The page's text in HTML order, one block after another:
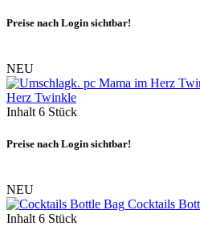
Preise nach Login sichtbar!
NEU
Herz Twinkle
Inhalt 6 Stück
Preise nach Login sichtbar!
NEU
Cocktails
Inhalt 6 Stück